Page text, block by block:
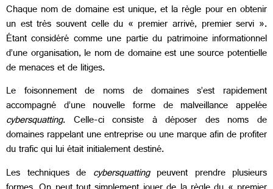
Chaque nom de domaine est unique, et la règle pour en obtenir
un est très souvent celle du « premier arrivé, premier servi ».
Étant considéré comme une partie du patrimoine informationnel
d’une organisation, le nom de domaine est une source potentielle
de menaces et de litiges.
Le foisonnement de noms de domaines s’est rapidement
accompagné d’une nouvelle forme de malveillance appelée
cybersquatting. Celle-ci consiste à déposer des noms de
domaines rappelant une entreprise ou une marque afin de profiter
du trafic qui lui était initialement destiné.
Les techniques de cybersquattingpeuvent prendre plusieurs